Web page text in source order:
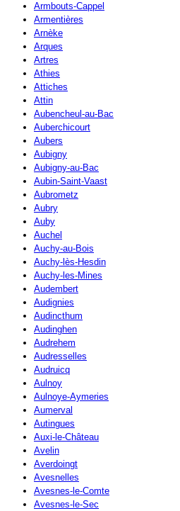
Armbouts-Cappel
Armentières
Arnèke
Arques
Artres
Athies
Attiches
Attin
Aubencheul-au-Bac
Auberchicourt
Aubers
Aubigny
Aubigny-au-Bac
Aubin-Saint-Vaast
Aubrometz
Aubry
Auby
Auchel
Auchy-au-Bois
Auchy-lès-Hesdin
Auchy-les-Mines
Audembert
Audignies
Audincthum
Audinghen
Audrehem
Audresselles
Audruicq
Aulnoy
Aulnoye-Aymeries
Aumerval
Autingues
Auxi-le-Château
Avelin
Averdoingt
Avesnelles
Avesnes-le-Comte
Avesnes-le-Sec